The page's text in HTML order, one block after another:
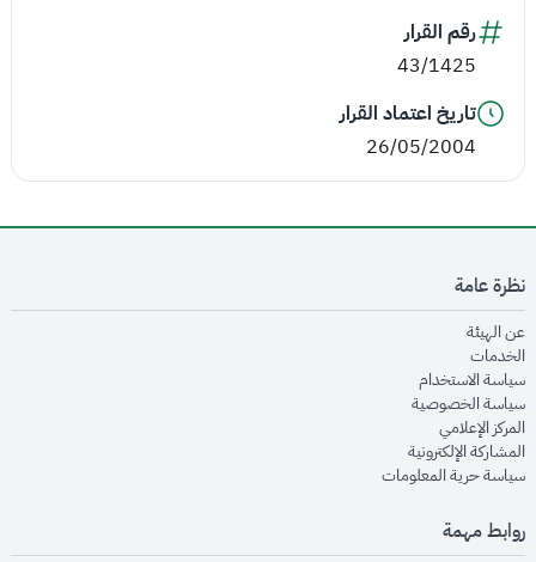
رقم القرار
43/1425
تاريخ اعتماد القرار
26/05/2004
نظرة عامة
عن الهيئةopens in new window
الخدماتopens in new window
سياسة الاستخدام
سياسة الخصوصيةopens in new window
المركز الإعلاميopens in new window
المشاركة الإلكترونيةopens in new window
سياسة حرية المعلوماتopens in new window
روابط مهمة